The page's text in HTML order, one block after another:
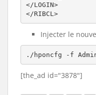
</LOGIN>
</RIBCL>
Injecter le
./hponcfg -f
[the_ad id="3878"]